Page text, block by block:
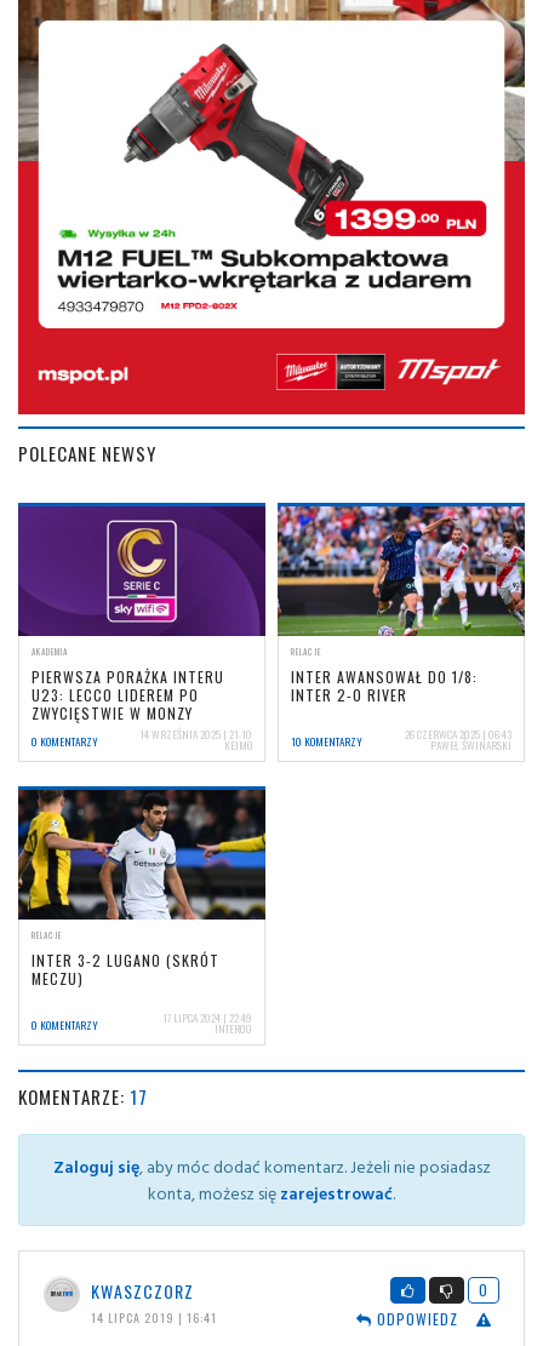
POLECANE NEWSY
AKADEMIA
PIERWSZA PORAŻKA INTERU
U23: LECCO LIDEREM PO
ZWYCIĘSTWIE W MONZY
0 KOMENTARZY 14 WRZEŚNIA 2025 | 21:10
KEJMO
RELACJE
INTER AWANSOWAŁ DO 1/8:
INTER 2-0 RIVER
10 KOMENTARZY 26 CZERWCA 2025 | 06:43
PAWEŁ ŚWINARSKI
RELACJE
INTER 3-2 LUGANO (SKRÓT
MECZU)
0 KOMENTARZY 17 LIPCA 2024 | 22:49
INTER00
KOMENTARZE: 17
Zaloguj się, aby móc dodać komentarz. Jeżeli nie posiadasz
konta, możesz sięzarejestrować.
KWASZCZORZ
14 LIPCA 2019 | 16:41
0
ODPOWIEDZ